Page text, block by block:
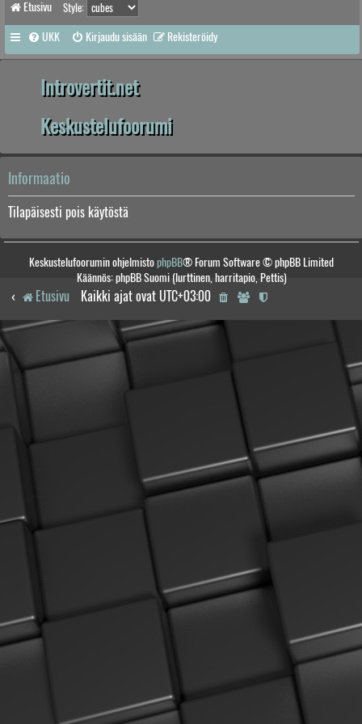
Etusivu Style:
UKK Kirjaudu sisään Rekisteröidy
Introvertit.net
Keskustelufoorumi
Informaatio
Tilapäisesti pois käytöstä
Keskustelufoorumin ohjelmistophpBB® Forum Software © phpBB Limited
Käännös: phpBB Suomi (lurttinen, harritapio, Pettis)
Etusivu Kaikki ajat ovat UTC+03:00